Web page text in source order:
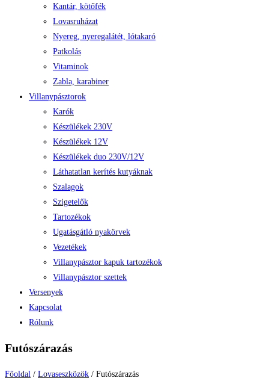
Kantár, kötőfék
Lovasruházat
Nyereg, nyeregalátét, lótakaró
Patkolás
Vitaminok
Zabla, karabiner
Villanypásztorok
Karók
Készülékek 230V
Készülékek 12V
Készülékek duo 230V/12V
Láthatatlan kerítés kutyáknak
Szalagok
Szigetelők
Tartozékok
Ugatásgátló nyakörvek
Vezetékek
Villanypásztor kapuk tartozékok
Villanypásztor szettek
Versenyek
Kapcsolat
Rólunk
Futószárazás
Főoldal / Lovaseszközök / Futószárazás